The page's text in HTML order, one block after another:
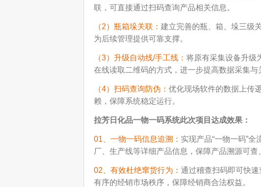
联，可直接通过扫码查询产品相关信息。
（2）瓶箱垛关联： 建立完善的瓶、箱、垛三级
为后续管理提供可靠支撑。
（3）升级自动线/手工线： 将原有采集设备升级
在线读取二维码的方式，进一步提高数据采集与
（4）扫码查询防伪： 优化现场软件的数据上传
赖，保障系统稳定运行。
拉芳日化品一物一码系统此次项目 达成效果：
01、一物一码信息追溯： 实现产品“一物一码”
厂、生产线等详细产品信息，保障产品溯源可查
02、有效杜绝窜货行为： 通过稽查扫码即可快
有序的经销市场秩序，保障经销商合法权益。